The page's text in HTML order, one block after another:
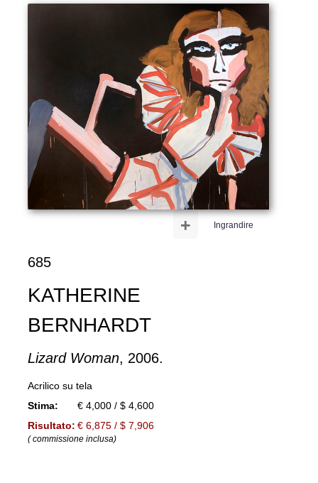
Ingrandire
+
685
KATHERINE
BERNHARDT
Lizard Woman, 2006.
Acrilico su tela
Stima:
€ 4,000 / $ 4,600
Risultato: € 6,875 / $ 7,906
( commissione inclusa)